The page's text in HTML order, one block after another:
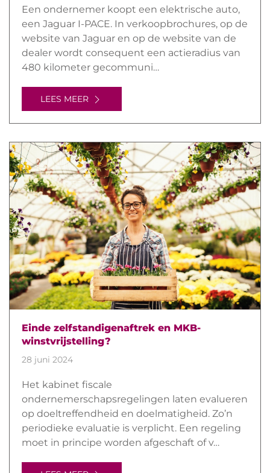
Een ondernemer koopt een elektrische auto,
een Jaguar I-PACE. In verkoopbrochures, op de
website van Jaguar en op de website van de
dealer wordt consequent een actieradius van
480 kilometer gecommuni…
LEES MEER
Einde zelfstandigenaftrek en MKB-
winstvrijstelling?
28 juni 2024
Het kabinet fiscale
ondernemerschapsregelingen laten evalueren
op doeltreffendheid en doelmatigheid. Zo’n
periodieke evaluatie is verplicht. Een regeling
moet in principe worden afgeschaft of v…